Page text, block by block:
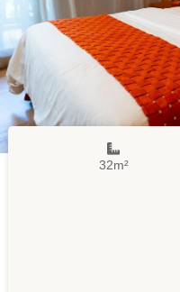
32m²